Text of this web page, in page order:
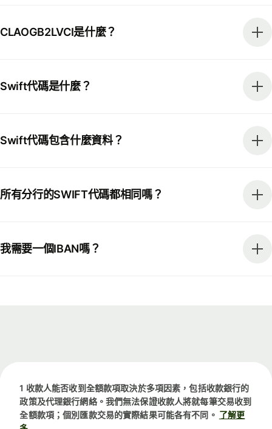
CLAOGB2LVCI是什麼？
Swift代碼是什麼？
Swift代碼包含什麼資料？
所有分行的SWIFT代碼都相同嗎？
我需要一個IBAN嗎？
1 收款人能否收到全額款項取決於多項因素，包括收款銀行的
政策及代理銀行網絡。我們無法保證收款人將就每筆交易收到
全額款項；個別匯款交易的實際結果可能各有不同。 了解更